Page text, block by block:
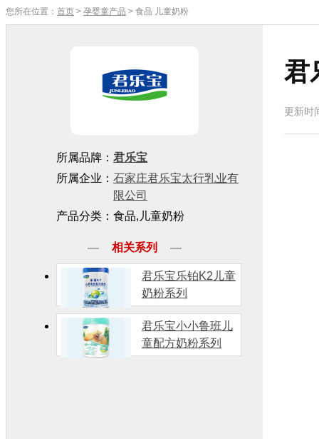
您所在位置： 首页 > 孕婴童产品 > 食品 儿童奶粉
君
更新时
所属品牌： 君乐宝
所属企业： 石家庄君乐宝太行乳业有
限公司
产品分类：食品,儿童奶粉
相关系列
君乐宝乐铂K2儿童
奶粉系列
君乐宝小小鲁班儿
童配方奶粉系列